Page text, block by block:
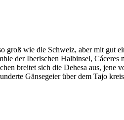
groß wie die Schweiz, aber mit gut
der Iberischen Halbinsel,
breitet sich die Dehesa aus,
Gänsegeier über dem Tajo